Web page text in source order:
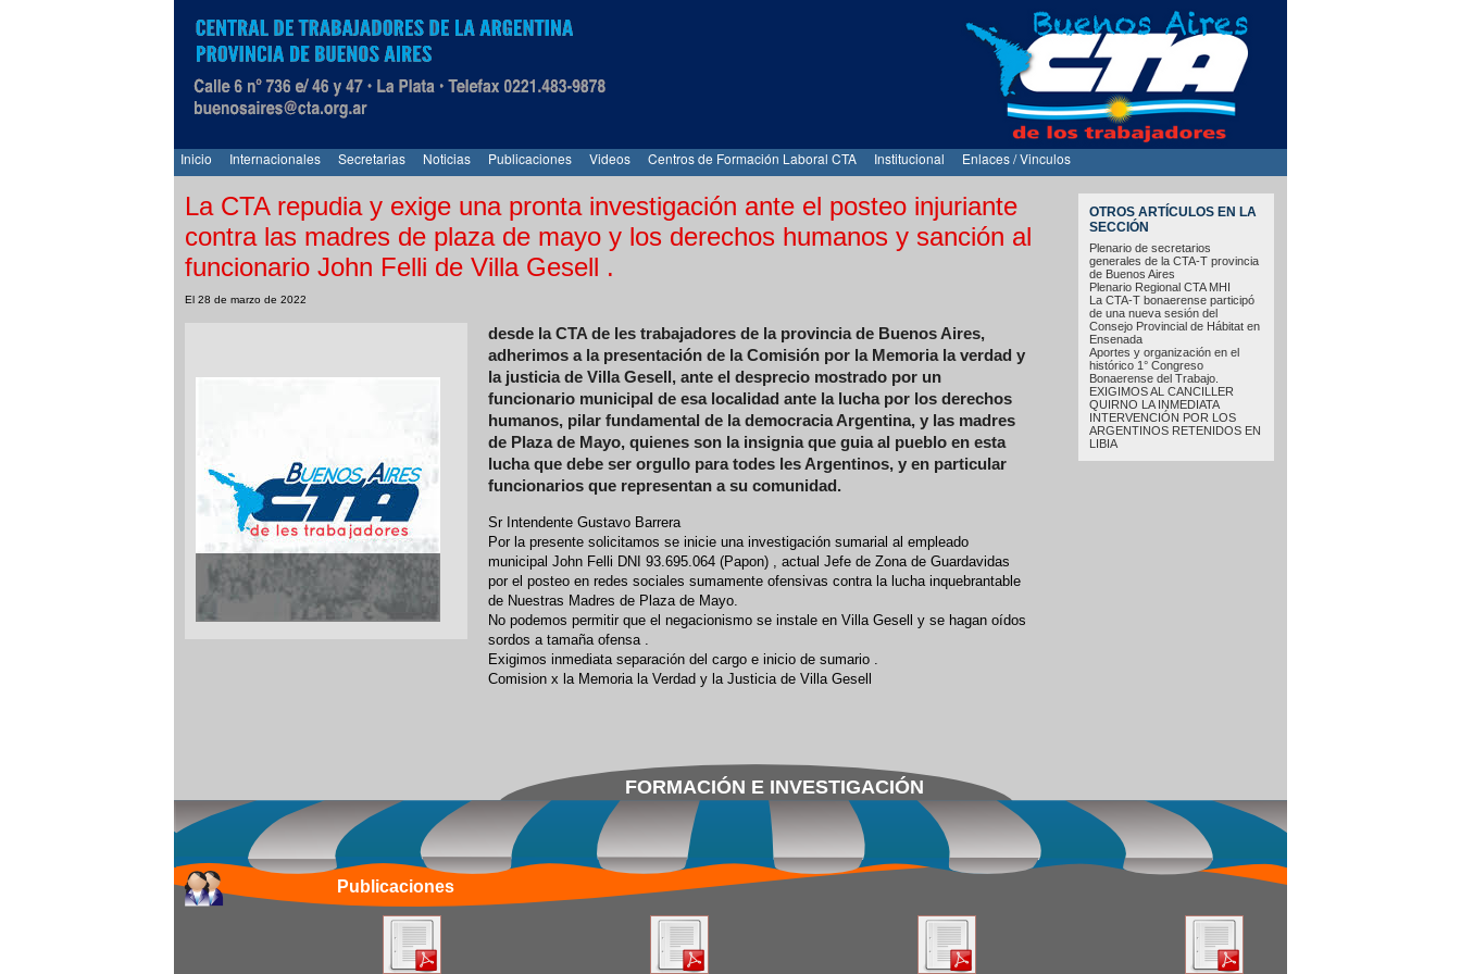
Inicio Internacionales Secretarias Noticias Publicaciones Videos Centros de Formación Laboral CTA Institucional Enlaces / Vinculos
OTROS ARTÍCULOS EN LA
SECCIÓN
Plenario de secretarios
generales de la CTA-T provincia
de Buenos Aires
Plenario Regional CTA MHI
La CTA-T bonaerense participó
de una nueva sesión del
Consejo Provincial de Hábitat en
Ensenada
Aportes y organización en el
histórico 1° Congreso
Bonaerense del Trabajo.
EXIGIMOS AL CANCILLER
QUIRNO LA INMEDIATA
INTERVENCIÓN POR LOS
ARGENTINOS RETENIDOS EN
LIBIA
La CTA repudia y exige una pronta investigación ante el posteo injuriante
contra las madres de plaza de mayo y los derechos humanos y sanción al
funcionario John Felli de Villa Gesell .
El 28 de marzo de 2022
desde la CTA de les trabajadores de la provincia de Buenos Aires,
adherimos a la presentación de la Comisión por la Memoria la verdad y
la justicia de Villa Gesell, ante el desprecio mostrado por un
funcionario municipal de esa localidad ante la lucha por los derechos
humanos, pilar fundamental de la democracia Argentina, y las madres
de Plaza de Mayo, quienes son la insignia que guia al pueblo en esta
lucha que debe ser orgullo para todes les Argentinos, y en particular
funcionarios que representan a su comunidad.
Sr Intendente Gustavo Barrera
Por la presente solicitamos se inicie una investigación sumarial al empleado
municipal John Felli DNI 93.695.064 (Papon) , actual Jefe de Zona de Guardavidas
por el posteo en redes sociales sumamente ofensivas contra la lucha inquebrantable
de Nuestras Madres de Plaza de Mayo.
No podemos permitir que el negacionismo se instale en Villa Gesell y se hagan oídos
sordos a tamaña ofensa .
Exigimos inmediata separación del cargo e inicio de sumario .
Comision x la Memoria la Verdad y la Justicia de Villa Gesell
FORMACIÓN E INVESTIGACIÓN
Publicaciones